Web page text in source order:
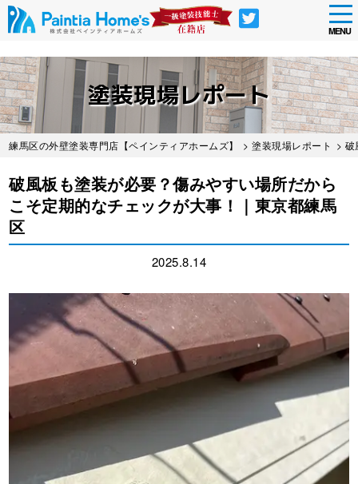
Skip
to
main
content
MENU
塗装現場レポート
練馬区の外壁塗装専門店【ペインティアホームズ】 >塗装現場レポート >
破風板も塗装が必要？傷みやすい場所だから
こそ定期的なチェックが大事！｜東京都練馬
区
2025.8.14